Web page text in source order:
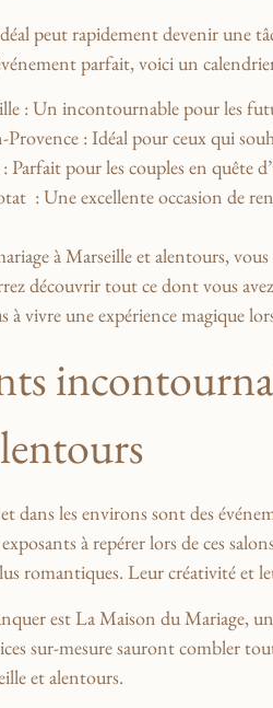
⁤peut​ rapidement devenir une
parfait, ⁢voici ⁢un
:⁣ Un ⁤incontournable pour les
Provence : Idéal pour ceux qui
: Parfait pour les⁣ couples en quête
: Une excellente⁤ occasion de
à​ Marseille et ⁢alentours,
découvrir tout ce dont vous
à ⁢vivre une expérience ⁤magique
dans les ​environs sont des
à repérer⁢ lors de​ ces
romantiques. Leur créativité
estLa Maison du Mariage,
sur-mesure sauront combler
et alentours.